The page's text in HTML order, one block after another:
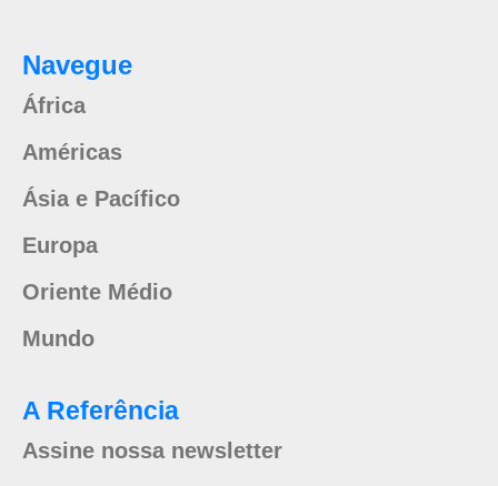
Navegue
África
Américas
Ásia e Pacífico
Europa
Oriente Médio
Mundo
A Referência
Assine nossa newsletter